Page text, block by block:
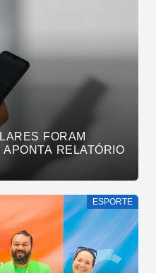
FORAM
RELATÓRIO
ESPORTE